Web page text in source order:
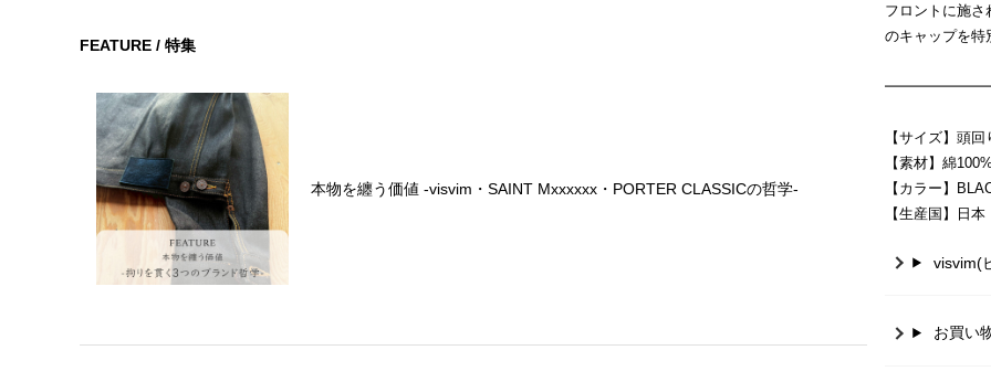
FEATURE / 特集
本物を纏う価値 -visvim・SAINT Mxxxxxx・PORTER CLASSICの哲学-
フロントに施
のキャップを特
【サイズ】頭
【素材】綿
【カラー】
【生産国】日本
visvim(
お買い